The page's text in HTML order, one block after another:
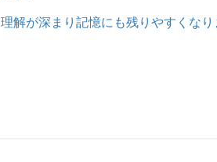
解が深まり記憶にも残りやすくなり